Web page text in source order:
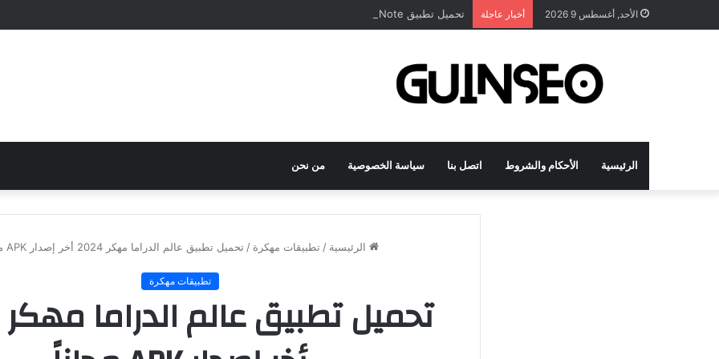
الأحد, أغسطس 9 2026 أخبار عاجلة تحميل تطبيق DrawNote مهكر 2026 النسخة المدفوعة للأندرويد مجاناً
الرئيسية الأحكام والشروط اتصل بنا سياسة الخصوصية من نحن
الرئيسية / تطبيقات مهكرة / تحميل تطبيق عالم الدراما مهكر 2024 أخر إصدار APK مجاناً
تطبيقات مهكرة